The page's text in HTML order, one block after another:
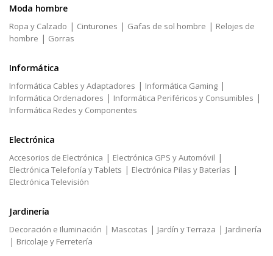
Moda hombre
Ropa y Calzado | Cinturones | Gafas de sol hombre | Relojes de
hombre | Gorras
Informática
Informática Cables y Adaptadores | Informática Gaming |
Informática Ordenadores | Informática Periféricos y Consumibles |
Informática Redes y Componentes
Electrónica
Accesorios de Electrónica | Electrónica GPS y Automóvil |
Electrónica Telefonía y Tablets | Electrónica Pilas y Baterías |
Electrónica Televisión
Jardinería
Decoración e Iluminación | Mascotas | Jardín y Terraza | Jardinería
| Bricolaje y Ferretería